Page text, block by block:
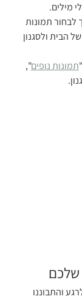
מילים.
תמונות
הבית ולסגנון
תמונות נופים",
שלכם
והתבוננו